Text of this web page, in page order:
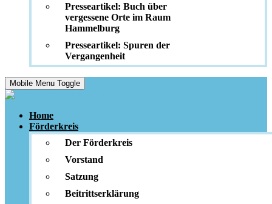
Presseartikel: Buch über
vergessene Orte im Raum
Hammelburg
Presseartikel: Spuren der
Vergangenheit
Mobile Menu Toggle
Home
Förderkreis
Der Förderkreis
Vorstand
Satzung
Beitrittserklärung